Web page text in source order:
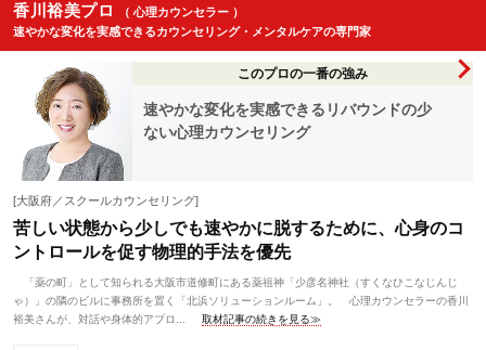
香川裕美プロ
（ 心理カウンセラー ）
速やかな変化を実感できるカウンセリング・メンタルケアの専門家
このプロの一番の強み
速やかな変化を実感できるリバウンドの少
ない心理カウンセリング
[大阪府／スクールカウンセリング]
苦しい状態から少しでも速やかに脱するために、心身のコ
ントロールを促す物理的手法を優先
「薬の町」として知られる大阪市道修町にある薬祖神「少彦名神社（すくなひこなじんじ
ゃ）」の隣のビルに事務所を置く「北浜ソリューションルーム」。 心理カウンセラーの香川
裕美さんが、対話や身体的アプロ...
取材記事の続きを見る≫